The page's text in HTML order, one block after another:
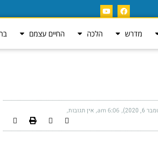
מדרש הלכה החיים עצמם
6:06 am אין תגובות